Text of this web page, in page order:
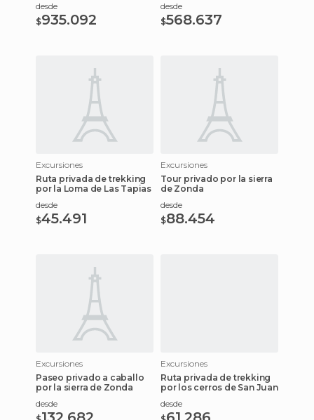
desde
$935.092
desde
$568.637
Excursiones
Ruta privada de trekking
por la Loma de Las Tapias
desde
$45.491
Excursiones
Tour privado por la sierra
de Zonda
desde
$88.454
Excursiones
Paseo privado a caballo
por la sierra de Zonda
desde
Excursiones
Ruta privada de trekking
por los cerros de San Juan
desde